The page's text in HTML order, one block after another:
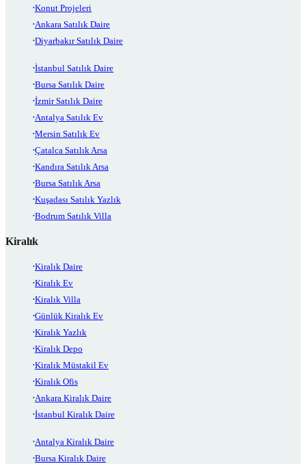
Konut Projeleri
Ankara Satılık Daire
Diyarbakır Satılık Daire
İstanbul Satılık Daire
Bursa Satılık Daire
İzmir Satılık Daire
Antalya Satılık Ev
Mersin Satılık Ev
Çatalca Satılık Arsa
Kandıra Satılık Arsa
Bursa Satılık Arsa
Kuşadası Satılık Yazlık
Bodrum Satılık Villa
Kiralık
Kiralık Daire
Kiralık Ev
Kiralık Villa
Günlük Kiralık Ev
Kiralık Yazlık
Kiralık Depo
Kiralık Müstakil Ev
Kiralık Ofis
Ankara Kiralık Daire
İstanbul Kiralık Daire
Antalya Kiralık Daire
Bursa Kiralık Daire